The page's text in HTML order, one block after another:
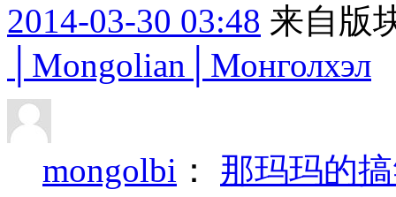
2014-03-30 03:48 来自版
│Mongolian│Монголхэл
mongolbi ： 那玛玛的